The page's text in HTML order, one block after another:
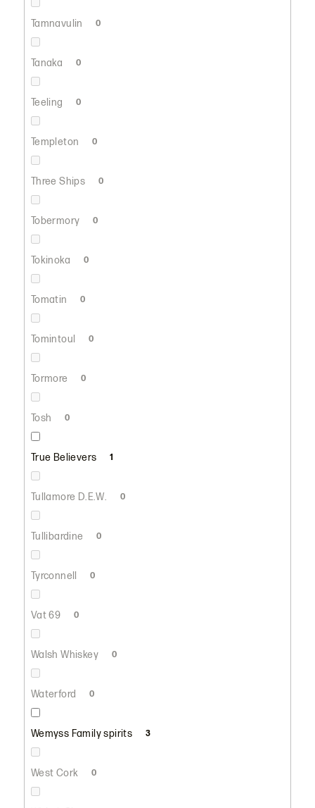
Tamnavulin 0
Tanaka 0
Teeling 0
Templeton 0
Three Ships 0
Tobermory 0
Tokinoka 0
Tomatin 0
Tomintoul 0
Tormore 0
Tosh 0
True Believers 1
Tullamore D.E.W. 0
Tullibardine 0
Tyrconnell 0
Vat 69 0
Walsh Whiskey 0
Waterford 0
Wemyss Family spirits 3
West Cork 0